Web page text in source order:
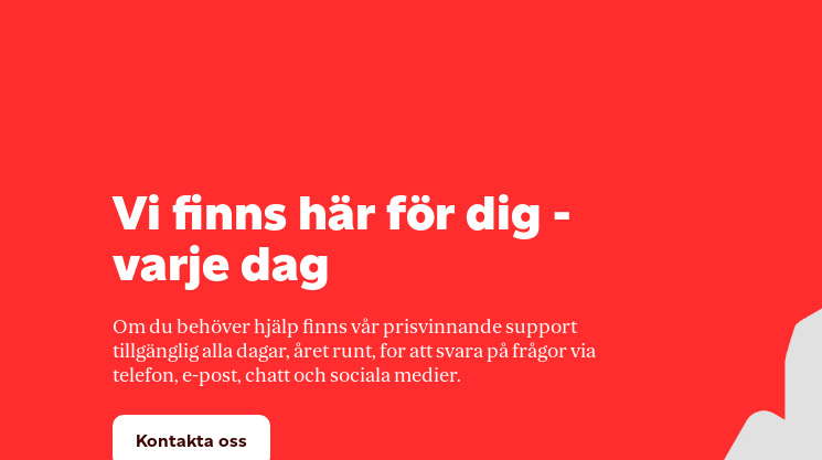
Vi finns här för dig -
varje dag
Om du behöver hjälp finns vår prisvinnande support
tillgänglig alla dagar, året runt, for att svara på frågor via
telefon, e-post, chatt och sociala medier.
Kontakta oss